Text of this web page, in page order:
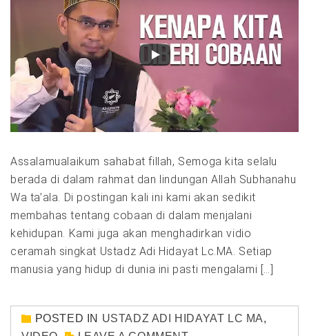
Assalamualaikum sahabat fillah, Semoga kita selalu
berada di dalam rahmat dan lindungan Allah Subhanahu
Wa ta’ala. Di postingan kali ini kami akan sedikit
membahas tentang cobaan di dalam menjalani
kehidupan. Kami juga akan menghadirkan vidio
ceramah singkat Ustadz Adi Hidayat Lc.MA. Setiap
manusia yang hidup di dunia ini pasti mengalami […]
POSTED IN USTADZ ADI HIDAYAT LC MA,